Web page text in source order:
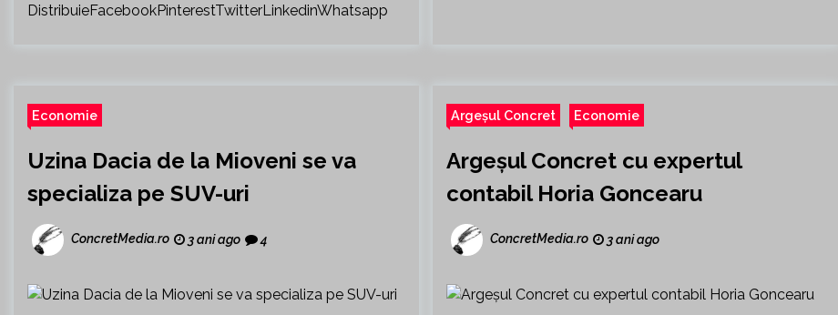
DistribuieFacebookPinterestTwitterLinkedinWhatsapp
Economie
Uzina Dacia de la Mioveni se va
specializa pe SUV-uri
ConcretMedia.ro 3 ani ago 4
Argeșul Concret Economie
Argeșul Concret cu expertul
contabil Horia Goncearu
ConcretMedia.ro 3 ani ago